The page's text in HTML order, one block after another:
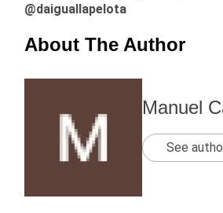
@daiguallapelota
About The Author
Manuel
See